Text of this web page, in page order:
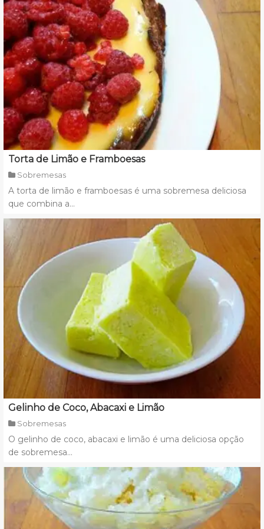
Torta de Limão e Framboesas
Sobremesas
A torta de limão e framboesas é uma sobremesa deliciosa
que combina a...
Gelinho de Coco, Abacaxi e Limão
Sobremesas
O gelinho de coco, abacaxi e limão é uma deliciosa opção
de sobremesa...